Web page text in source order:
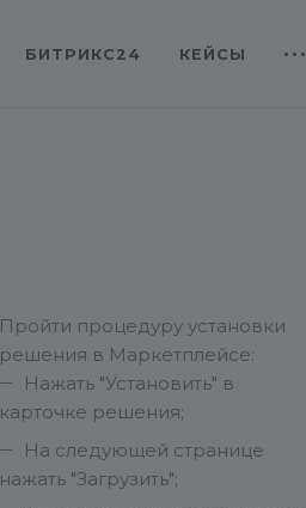
БИТРИКС24 КЕЙСЫ
Пройти процедуру установки
решения в Маркетплейсе:
Нажать "Установить" в
карточке решения;
На следующей странице
нажать "Загрузить";